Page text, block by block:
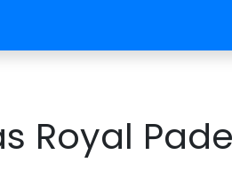
Royal